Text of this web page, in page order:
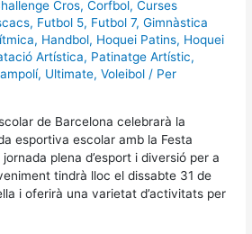
Cros,Corfbol,Curses
, Futbol 5, Futbol 7,Gimnàstica
, Handbol, Hoquei Patins, Hoquei
Artística, Patinatge Artístic,
, Ultimate,Voleibol / Per
de Barcelona celebrarà la
esportiva escolar amb la Festa
plena d’esport i diversió per a
tindrà lloc el dissabte 31 de
i oferirà una varietat d’activitats per